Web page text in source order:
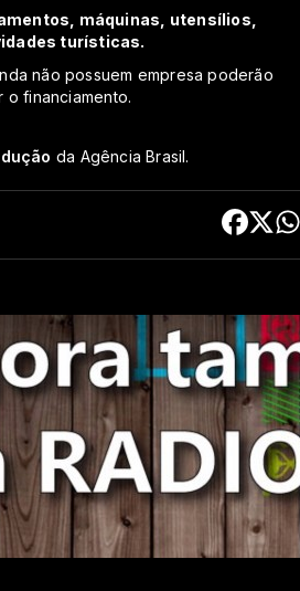
máquinas, utensílios,
turísticas.
não possuem empresa poderão
o financiamento.
da Agência Brasil.